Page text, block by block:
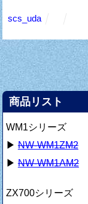
scs_uda
商品リスト
WM1シリーズ
▶NW-WM1ZM2
▶NW-WM1AM2
ZX700シリーズ